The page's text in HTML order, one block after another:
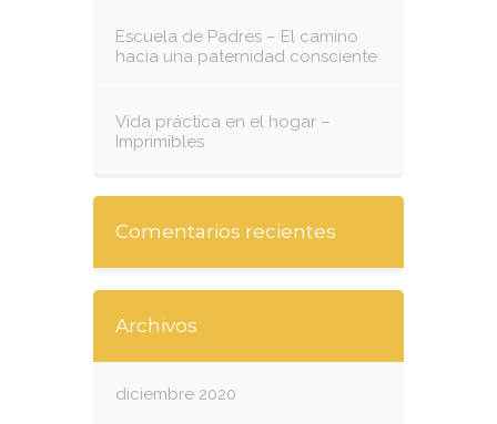
Escuela de Padres – El camino
hacia una paternidad consciente
Vida práctica en el hogar –
Imprimibles
Comentarios recientes
Archivos
diciembre 2020